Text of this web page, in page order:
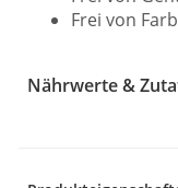
Frei von
Nährwerte &